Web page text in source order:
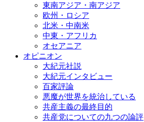
東南アジア・南アジア
欧州・ロシア
北米・中南米
中東・アフリカ
オセアニア
オピニオン
大紀元社説
大紀元インタビュー
百家評論
悪魔が世界を統治している
共産主義の最終目的
共産党についての九つの論評